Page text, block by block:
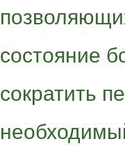
состояние
сократить